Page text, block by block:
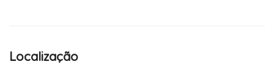
Localização